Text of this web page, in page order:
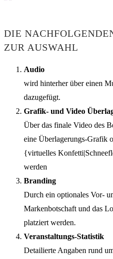
DIE
ZUR AUSWAHL
Audio
wird hinterher über einen
dazugefügt.
Grafik- und Video
Über das finale Video des
eine Überlagerungs-Grafik
{virtuelles
werden
Branding
Durch ein optionales Vor-
Markenbotschaft und das
platziert werden.
Veranstaltungs-Statistik
Detailierte Angaben rund